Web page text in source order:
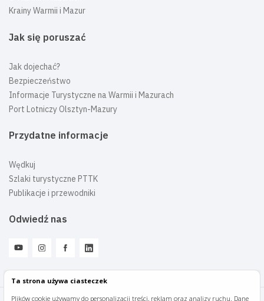
Ta strona używa ciasteczek
Plików cookie używamy do personalizacji treści, reklam oraz analizy ruchu. Dane
Krainy Warmii i Mazur
Jak się poruszać
Jak dojechać?
Bezpieczeństwo
Informacje Turystyczne na Warmii i Mazurach
Port Lotniczy Olsztyn-Mazury
Przydatne informacje
Wędkuj
Szlaki turystyczne PTTK
Publikacje i przewodniki
Odwiedź nas